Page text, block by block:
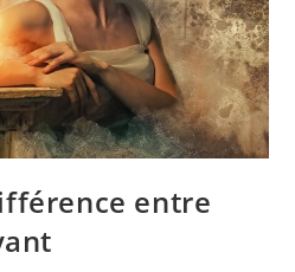
entre